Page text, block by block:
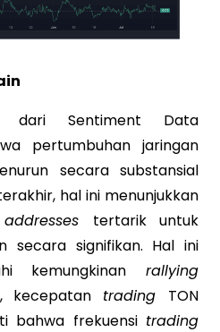
dari Sentiment Data
pertumbuhan jaringan
secara substansial
hal ini menunjukkan
tertarik untuk
secara signifikan. Hal ini
kemungkinan rallying
kecepatan trading TON
bahwa frekuensi trading